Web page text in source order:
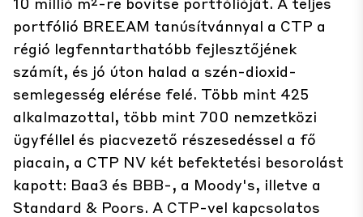
portfólió BREEAM tanúsítvánnyal a CTP a
régió legfenntarthatóbb fejlesztőjének
számít, és jó úton halad a szén-dioxid-
semlegesség elérése felé. Több mint 425
alkalmazottal, több mint 700 nemzetközi
ügyféllel és piacvezető részesedéssel a fő
piacain, a CTP NV két befektetési besorolást
kapott: Baa3 és BBB-, a Moody's, illetve a
Standard & Poors. A CTP-vel kapcsolatos